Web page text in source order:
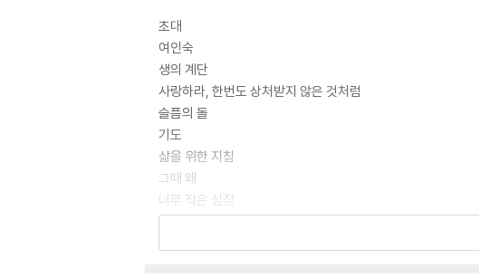
초대
여인숙
생의 계단
사랑하라, 한번도 상처받지 않은 것처럼
슬픔의 돌
기도
삶을 위한 지침
그때 왜
너무 작은 심장
이것 또한 지나가리라